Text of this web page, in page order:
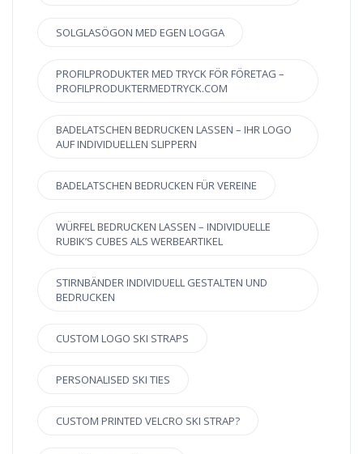
SOLGLASÖGON MED EGEN LOGGA
PROFILPRODUKTER MED TRYCK FÖR FÖRETAG –
PROFILPRODUKTERMEDTRYCK.COM
BADELATSCHEN BEDRUCKEN LASSEN – IHR LOGO
AUF INDIVIDUELLEN SLIPPERN
BADELATSCHEN BEDRUCKEN FÜR VEREINE
WÜRFEL BEDRUCKEN LASSEN – INDIVIDUELLE
RUBIK’S CUBES ALS WERBEARTIKEL
STIRNBÄNDER INDIVIDUELL GESTALTEN UND
BEDRUCKEN
CUSTOM LOGO SKI STRAPS
PERSONALISED SKI TIES
CUSTOM PRINTED VELCRO SKI STRAP?